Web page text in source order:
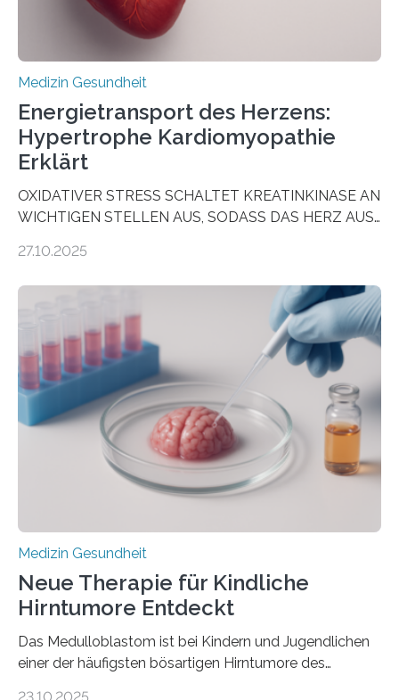
Medizin Gesundheit
Energietransport des Herzens:
Hypertrophe Kardiomyopathie
Erklärt
OXIDATIVER STRESS SCHALTET KREATINKINASE AN
WICHTIGEN STELLEN AUS, SODASS DAS HERZ AUS
aus dem Deutschen Zentrum für Herzinsuffizienz
im Journal Circulation, warum der Energietransport bei
der Hypertrophen Kardiomyopathie (HCM) versagen
kann und wie sich durch eine Verringerung der
Herzbelastung und des oxidativen Stresses
Rhythmusstörungen reduzieren lassen. Würzburg. Die
hypertrophe Kardiomyopathie (HCM) ist die häufigste
erblich bedingte Herzerkrankung. Sie führt dazu, dass
sich die linke Herzkammer verdickt, der Herzmuskel zu
stark kontrahiert…
27.10.2025
Medizin Gesundheit
Neue Therapie für Kindliche
Hirntumore Entdeckt
Das Medulloblastom ist bei Kindern und Jugendlichen
einer der häufigsten bösartigen Hirntumore des